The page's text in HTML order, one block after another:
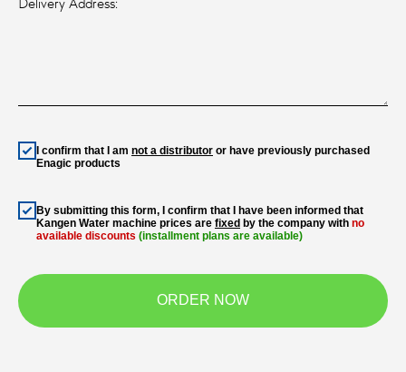
I confirm that I am not a distributor or have previously purchased
Enagic products
By submitting this form, I confirm that I have been informed that
Kangen Water machine prices are fixed by the company with no
available discounts (installment plans are available)
ORDER NOW